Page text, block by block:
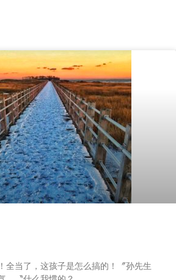
全当了，这孩子是怎么搞的！〞孙先生